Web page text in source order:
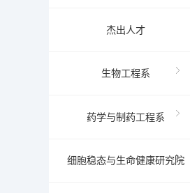
杰出人才
生物工程系
药学与制药工程系
细胞稳态与生命健康研究院